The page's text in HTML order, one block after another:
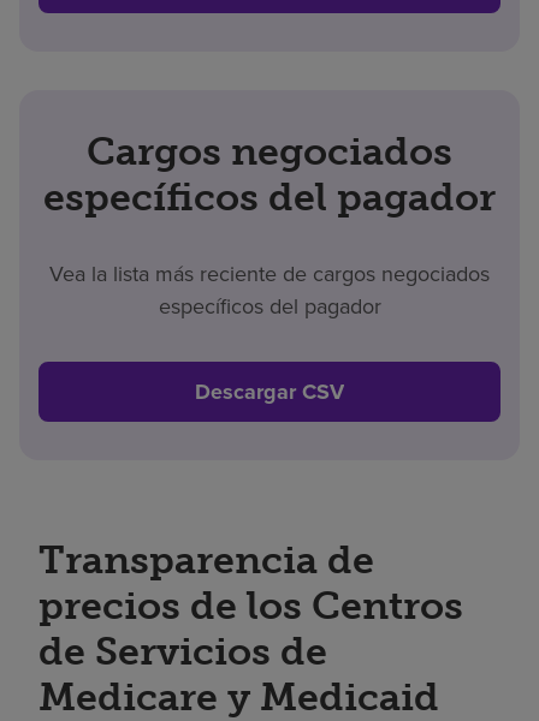
Cargos negociados
específicos del pagador
Vea la lista más reciente de cargos negociados
específicos del pagador
Descargar CSV
Transparencia de
precios de los Centros
de Servicios de
Medicare y Medicaid